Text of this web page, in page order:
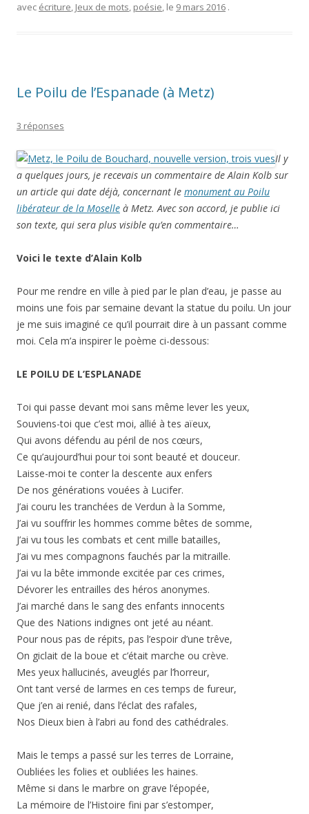
avec écriture, Jeux de mots, poésie, le 9 mars 2016 .
Le Poilu de l’Espanade (à Metz)
3 réponses
Il y
a quelques jours, je recevais un commentaire de Alain Kolb sur
un article qui date déjà, concernant le monument au Poilu
libérateur de la Moselle à Metz. Avec son accord, je publie ici
son texte, qui sera plus visible qu’en commentaire…
Voici le texte d’Alain Kolb
Pour me rendre en ville à pied par le plan d’eau, je passe au
moins une fois par semaine devant la statue du poilu. Un jour
je me suis imaginé ce qu’il pourrait dire à un passant comme
moi. Cela m’a inspirer le poème ci-dessous:
LE POILU DE L’ESPLANADE
Toi qui passe devant moi sans même lever les yeux,
Souviens-toi que c’est moi, allié à tes aïeux,
Qui avons défendu au péril de nos cœurs,
Ce qu’aujourd’hui pour toi sont beauté et douceur.
Laisse-moi te conter la descente aux enfers
De nos générations vouées à Lucifer.
J’ai couru les tranchées de Verdun à la Somme,
J’ai vu souffrir les hommes comme bêtes de somme,
J’ai vu tous les combats et cent mille batailles,
J’ai vu mes compagnons fauchés par la mitraille.
J’ai vu la bête immonde excitée par ces crimes,
Dévorer les entrailles des héros anonymes.
J’ai marché dans le sang des enfants innocents
Que des Nations indignes ont jeté au néant.
Pour nous pas de répits, pas l’espoir d’une trêve,
On giclait de la boue et c’était marche ou crève.
Mes yeux hallucinés, aveuglés par l’horreur,
Ont tant versé de larmes en ces temps de fureur,
Que j’en ai renié, dans l’éclat des rafales,
Nos Dieux bien à l’abri au fond des cathédrales.
Mais le temps a passé sur les terres de Lorraine,
Oubliées les folies et oubliées les haines.
Même si dans le marbre on grave l’épopée,
La mémoire de l’Histoire fini par s’estomper,